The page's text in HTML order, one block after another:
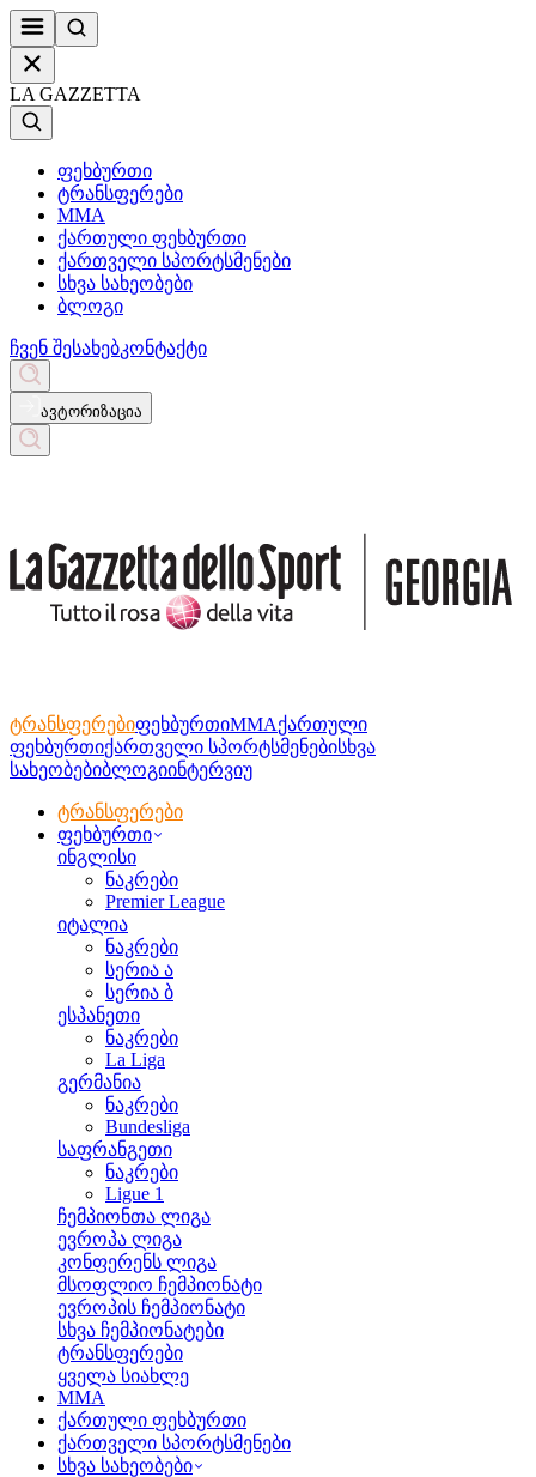
LA GAZZETTA
ფეხბურთი
ტრანსფერები
MMA
ქართული ფეხბურთი
ქართველი სპორტსმენები
სხვა სახეობები
ბლოგი
ჩვენ შესახებკონტაქტი
ავტორიზაცია
ტრანსფერებიფეხბურთიMMAქართული
ფეხბურთიქართველი სპორტსმენებისხვა
სახეობებიბლოგიინტერვიუ
ტრანსფერები
ფეხბურთი
ინგლისი
ნაკრები
Premier League
იტალია
ნაკრები
სერია ა
სერია ბ
ესპანეთი
ნაკრები
La Liga
გერმანია
ნაკრები
Bundesliga
საფრანგეთი
ნაკრები
Ligue 1
ჩემპიონთა ლიგა
ევროპა ლიგა
კონფერენს ლიგა
მსოფლიო ჩემპიონატი
ევროპის ჩემპიონატი
სხვა ჩემპიონატები
ტრანსფერები
ყველა სიახლე
MMA
ქართული ფეხბურთი
ქართველი სპორტსმენები
სხვა სახეობები